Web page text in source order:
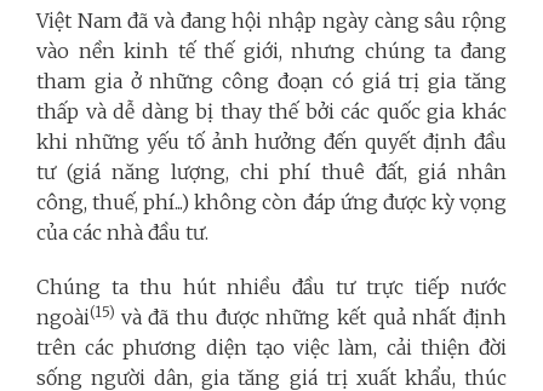
Việt Nam đã và đang hội nhập ngày càng sâu rộng
vào nền kinh tế thế giới, nhưng chúng ta đang
tham gia ở những công đoạn có giá trị gia tăng
thấp và dễ dàng bị thay thế bởi các quốc gia khác
khi những yếu tố ảnh hưởng đến quyết định đầu
tư (giá năng lượng, chi phí thuê đất, giá nhân
công, thuế, phí...) không còn đáp ứng được kỳ vọng
của các nhà đầu tư.
Chúng ta thu hút nhiều đầu tư trực tiếp nước
ngoài(15) và đã thu được những kết quả nhất định
trên các phương diện tạo việc làm, cải thiện đời
sống người dân, gia tăng giá trị xuất khẩu, thúc